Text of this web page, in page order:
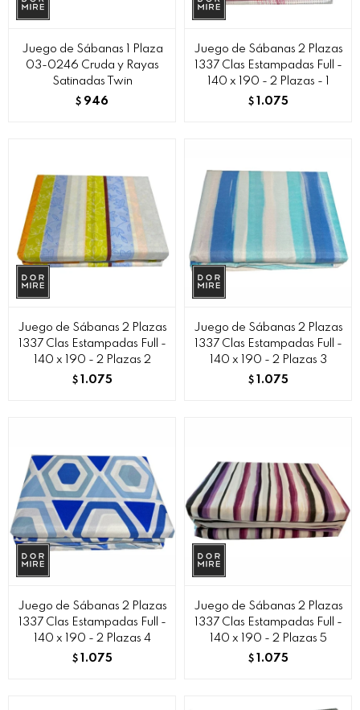
Juego de Sábanas 1 Plaza
03-0246 Cruda y Rayas
Satinadas Twin
$ 946
Juego de Sábanas 2 Plazas
1337 Clas Estampadas Full -
140 x 190 - 2 Plazas - 1
$ 1.075
Juego de Sábanas 2 Plazas
1337 Clas Estampadas Full -
140 x 190 - 2 Plazas 2
$ 1.075
Juego de Sábanas 2 Plazas
1337 Clas Estampadas Full -
140 x 190 - 2 Plazas 3
$ 1.075
Juego de Sábanas 2 Plazas
1337 Clas Estampadas Full -
140 x 190 - 2 Plazas 4
$ 1.075
Juego de Sábanas 2 Plazas
1337 Clas Estampadas Full -
140 x 190 - 2 Plazas 5
$ 1.075